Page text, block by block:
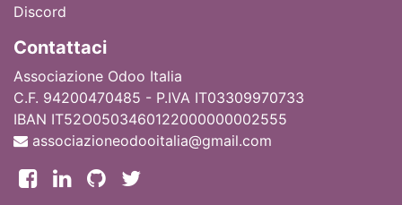
Discord
Contattaci
Associazione Odoo Italia
C.F. 94200470485 - P.IVA IT03309970733
IBAN IT52O0503460122000000002555
associazioneodooitalia@gmail.com